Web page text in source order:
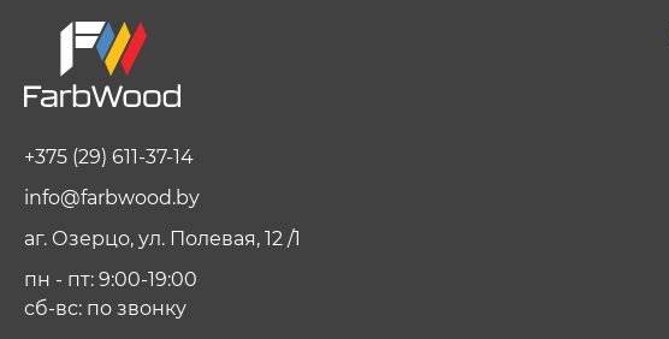
+375 (29) 611-37-14
info@farbwood.by
аг. Озерцо, ул. Полевая, 12 /1
пн - пт: 9:00-19:00
сб-вс: по звонку